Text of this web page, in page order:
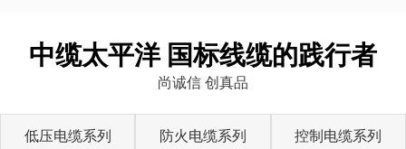
中缆太平洋 国标线缆的践行者
尚诚信 创真品
低压电缆系列 防火电缆系列 控制电缆系列